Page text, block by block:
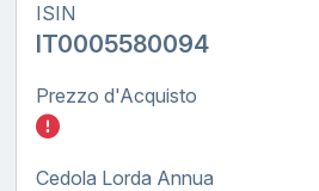
ISIN
IT0005580094
Prezzo d'Acquisto
Inserisci quanto
Cedola Lorda Annua